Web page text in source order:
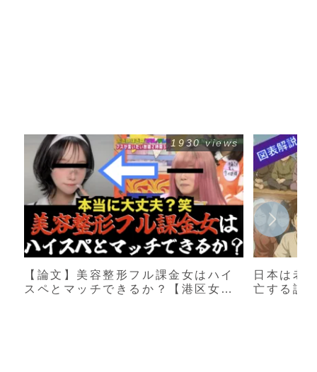
【論文】美容整形フル課金女はハイ
スペとマッチできるか？【港区女
1930 views
日本は老
亡する説